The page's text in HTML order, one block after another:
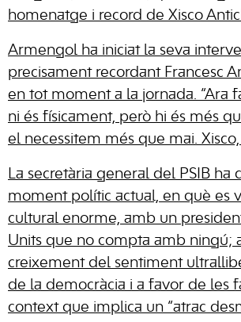
homenatge i record de Xisco
Armengol ha iniciat la seva
precisament recordant Francesc
en tot moment a la jornada. “Ara
ni és físicament, però hi és més
el necessitem més que mai.
La secretària general del PSIB ha
moment polític actual, en què es
cultural enorme, amb un
Units que no compta amb ningú;
creixement del sentiment
de la democràcia i a favor de les
context que implica un “atrac